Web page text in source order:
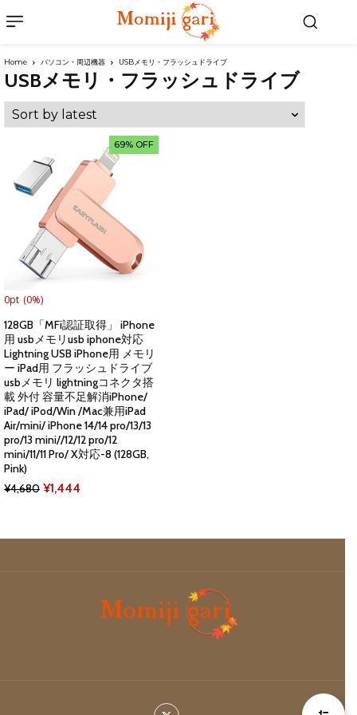
Home パソコン・周辺機器 USBメモリ・フラッシュドライブ
USBメモリ・フラッシュドライブ
69% OFF
0pt (0%)
128GB「MFi認証取得」 iPhone
用 usbメモリusb iphone対応
Lightning USB iPhone用 メモリ
ー iPad用 フラッシュドライブ
usbメモリ lightningコネクタ搭
載 外付 容量不足解消iPhone/
iPad/ iPod/Win /Mac兼用iPad
Air/mini/ iPhone 14/14 pro/13/13
pro/13 mini//12/12 pro/12
mini/11/11 Pro/ X対応-8 (128GB,
Pink)
¥4,680 Original
¥1,444